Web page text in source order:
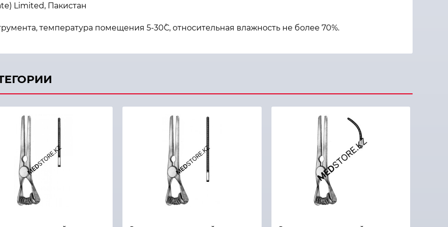
Limited, Пакистан
температура помещения 5-30˚С, относительная влажность не более 70%.
просмотр Быстрый просмотр